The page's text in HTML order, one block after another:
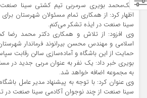
ملک‌محمد بویری سرمربی تیم کشتی سینا صنعت
اظهار کرد: از همکاری تمام مسئولان شهرستان
سینا صنعت در ایذه تشکر می‌کنم.
وی افزود: از تلاش و همکاری دکتر محمد رضا
اسلامی و مهندس محسن بیرانوند فرماندار
حمایت از این باشگاه و آماده‌سازی سالن رقابت
بویری خبر داد: یک نفر به عنوان مربی جدید در
به مجموعه اضافه خواهد شد.
وی عنوان کرد: با توجه به پیشنهاد مدیر عامل
سینا صنعت از چند نوجوان آکادمی سینا صنعت در